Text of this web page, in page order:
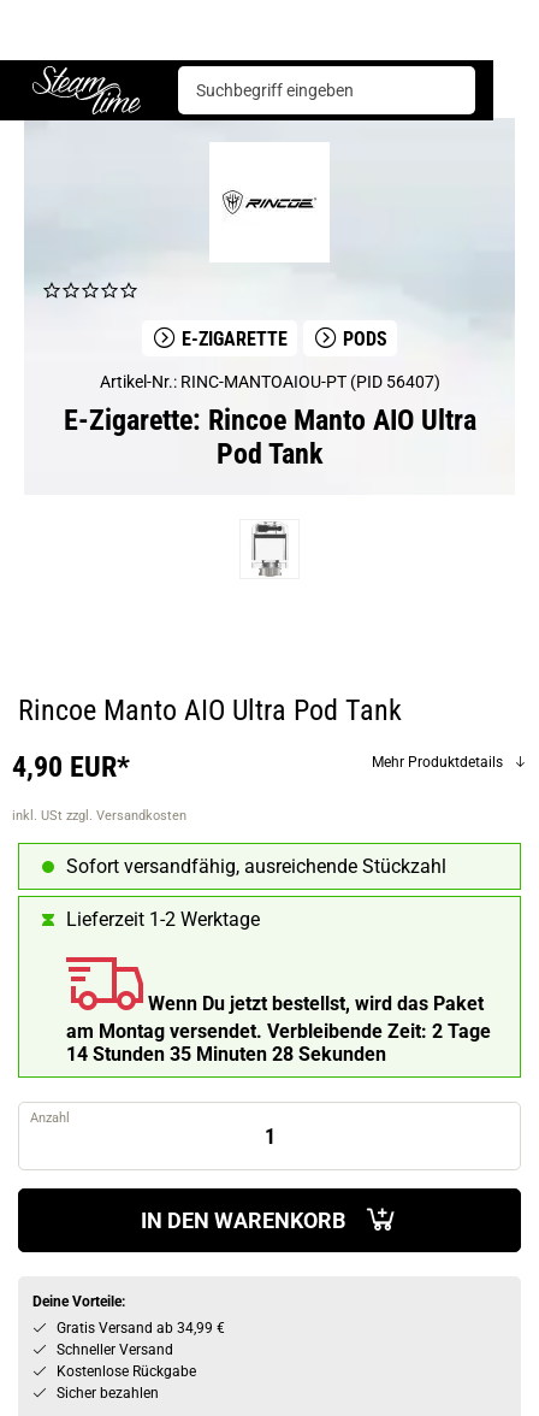
Steam time
E-Zigarette Rincoe Manto AIO Ultra Pod Tank
E-ZIGARETTE PODS
Artikel-Nr.: RINC-MANTOAIOU-PT (PID 56407)
E-Zigarette: Rincoe Manto AIO Ultra
Pod Tank
Rincoe Manto AIO Ultra Pod Tank
4,90 EUR*
inkl. USt zzgl. Versandkosten
Mehr Produktdetails
Sofort versandfähig, ausreichende Stückzahl
Lieferzeit 1-2 Werktage
Wenn Du jetzt bestellst, wird das Paket
am Montag versendet. Verbleibende Zeit: 2 Tage
14 Stunden 35 Minuten 27 Sekunden
Anzahl
IN DEN WARENKORB
Deine Vorteile:
Gratis Versand ab 34,99 €
Schneller Versand
Kostenlose Rückgabe
Sicher bezahlen